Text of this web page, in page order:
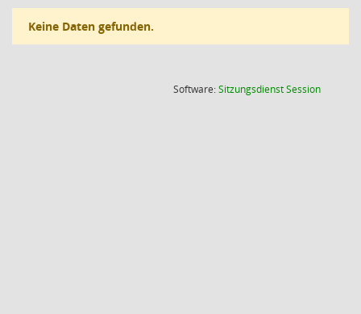
Keine Daten gefunden.
Software:SitzungsdienstSession(Wird in